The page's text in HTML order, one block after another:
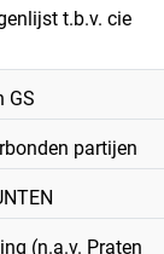
t.b.v. cie
GS
partijen
(n.a.v. Praten